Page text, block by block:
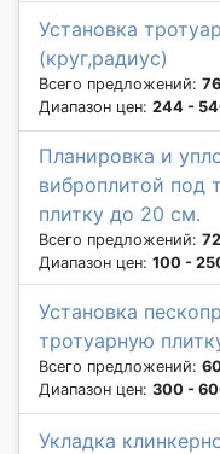
Установка
(круг,радиус)
Всего предложений: 76
Диапазон цен: 244 -
Планировка и
виброплитой под
плитку до 20 см.
Всего предложений: 72
Диапазон цен: 100 -
Установка
тротуарную
Всего предложений:
Диапазон цен: 300 -
Укладка